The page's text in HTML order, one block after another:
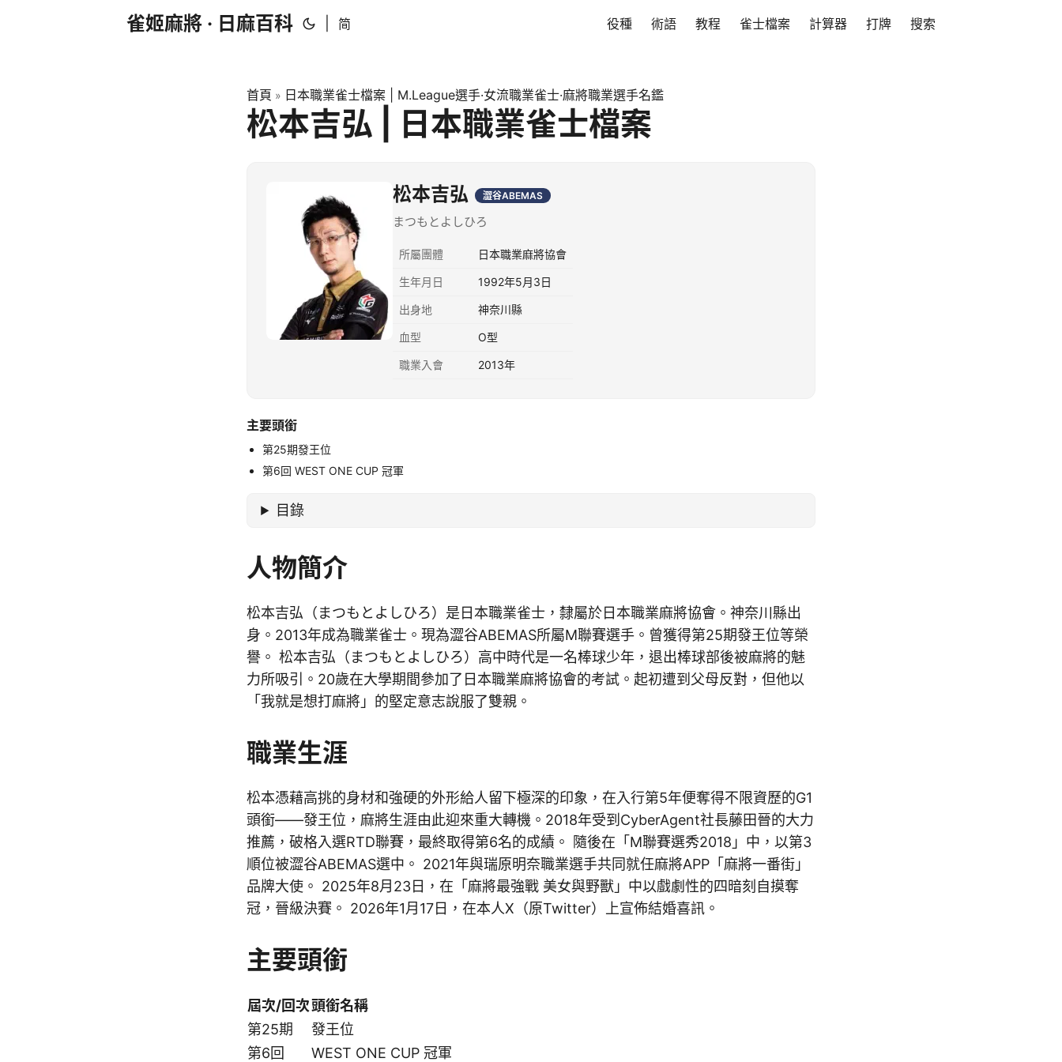
雀姬麻將 · 日麻百科 简 役種 術語 教程 雀士檔案 計算器 打牌 搜索
首頁 » 日本職業雀士檔案 | M.League選手·女流職業雀士·麻將職業選手名鑑
松本吉弘 | 日本職業雀士檔案
松本吉弘 澀谷ABEMAS
まつもとよしひろ
所屬團體 日本職業麻將協會
生年月日 1992年5月3日
出身地 神奈川縣
血型 O型
職業入會 2013年
主要頭銜
第25期發王位
第6回 WEST ONE CUP 冠軍
目錄
人物簡介
松本吉弘（まつもとよしひろ）是日本職業雀士，隸屬於日本職業麻將協會。神奈川縣出
身。2013年成為職業雀士。現為澀谷ABEMAS所屬M聯賽選手。曾獲得第25期發王位等榮
譽。 松本吉弘（まつもとよしひろ）高中時代是一名棒球少年，退出棒球部後被麻將的魅
力所吸引。20歲在大學期間參加了日本職業麻將協會的考試。起初遭到父母反對，但他以
「我就是想打麻將」的堅定意志說服了雙親。
職業生涯
松本憑藉高挑的身材和強硬的外形給人留下極深的印象，在入行第5年便奪得不限資歷的G1
頭銜——發王位，麻將生涯由此迎來重大轉機。2018年受到CyberAgent社長藤田晉的大力
推薦，破格入選RTD聯賽，最終取得第6名的成績。 隨後在「M聯賽選秀2018」中，以第3
順位被澀谷ABEMAS選中。 2021年與瑞原明奈職業選手共同就任麻將APP「麻將一番街」
品牌大使。 2025年8月23日，在「麻將最強戰 美女與野獸」中以戲劇性的四暗刻自摸奪
冠，晉級決賽。 2026年1月17日，在本人X（原Twitter）上宣佈結婚喜訊。
主要頭銜
屆次/回次頭銜名稱
第25期
發王位
第6回
WEST ONE CUP 冠軍